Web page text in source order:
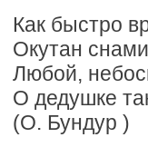
Как быстро
Окутан
Любой,
О дедушке
(О. Бундур )